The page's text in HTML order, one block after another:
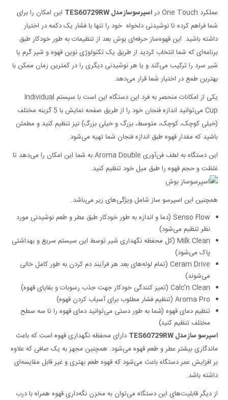
عملکرد One Touch در اسپرسوساز مدل TES60729RW
این امکان را برای
شما فراهم کرده تا نوشیدنی دلخواه خود را تنها با فشار یک دکمه در اختیار
داشته باشید. این قهوه‌ساز حرفه‌ای بوش بعد از تنظیمات به طور خودکار طبق
برنامه‌ای که شما انتخاب کردید از طریق یک تکنولوژی نوین قهوه و شیر گرم یا
شیر سرد را ترکیب می‌کند و یا هر نوشیدنی دیگری را در کمترین زمان ممکن با
بهترین طمع در اختیار شما قرار می‌دهد.
یکی از امکانات منحصر به فرد این دستگاه این است با سیستم Individual
Cup می‌توانید اندازه فنجان خود را از طریق صفحه نمایش با 5 گزینه مختلف
(خیلی کوچک، کوچک، متوسط، بزرگ و خیلی بزرگ) نیز تنظیم کنید و مطمئن
باشید که مقدار قهوه طبق اندازه فنجان شما تهیه می‌شود.
این دستگاه به لطف فن‌آوری Aroma Double به شما این امکان را می‌دهد تا
غلظت و حجم قهوه را طبق میل خود تنظیم کنید.
همچنین این اسپرسو ساز شامل ویژگی‌های زیر می‌باشد.
Senso Flow (دما و اندازه به طور خودکار طبق عطر و طعم نوشیدنی مورد
نظر تنظیم می‌شود)
Milk Clean (کل محفظه نگهداری شیر توسط این سیستم سریع و بهداشتی
پاک می‌شود)
Ceram Drive (تمام لوله‌های بعد هر فرآیند دم کردن به طور کامل خالی
می‌شوند)
Calc'n Clean (تمیز کنندگی خودکار جهت جذب رسوبات و بقایای قهوه)
Aroma Pro (تنظیم فشار مطلوب برای آسیاب کردن قهوه)
تنظیم دمای قهوه (شما به طور دستی می‌توانید دمای قهوه را تا سه سطح
مختلف تنظیم کنید)
اسپرسو ساز مدل TES60729RW
دارای محفظه نگهداری قهوه است که باعث
ماندگاری بیشتر عطر و طعم قهوه می‌شود. همچنین مجهز به یک صافی که علاوه
بر افزایش عمر دستگاه باعث می‌شود که قهوه طعم بهتری و غیر قابل مقایسه‌ای
داشته باشد.
از دیگر قابلیت‌های این دستگاه می‌توان به مخزن نگه‌داری قهوه همراه با درب